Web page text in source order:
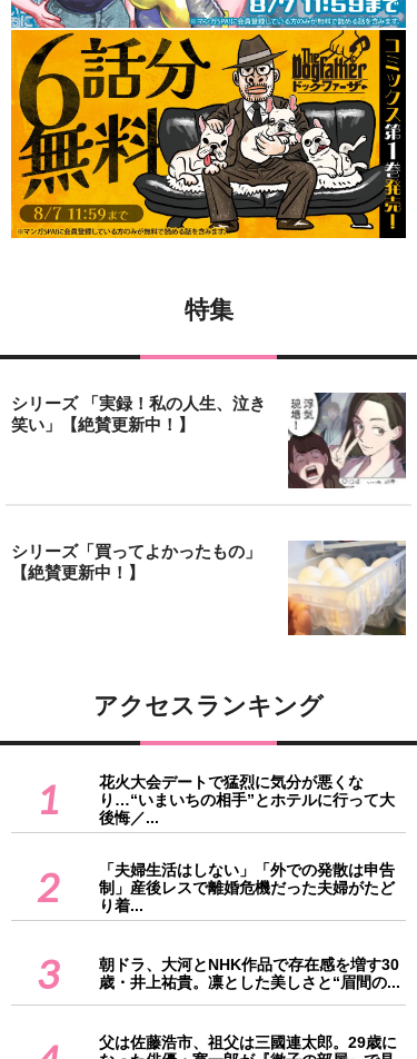
特集
シリーズ 「実録！私の人生、泣き
笑い」【絶賛更新中！】
シリーズ「買ってよかったもの」
【絶賛更新中！】
アクセスランキング
1
花火大会デートで猛烈に気分が悪くな
り…“いまいちの相手”とホテルに行って大
後悔／...
2
「夫婦生活はしない」「外での発散は申告
制」産後レスで離婚危機だった夫婦がたど
り着...
3
朝ドラ、大河とNHK作品で存在感を増す30
歳・井上祐貴。凛とした美しさと“眉間の...
父は佐藤浩市、祖父は三國連太郎。29歳に